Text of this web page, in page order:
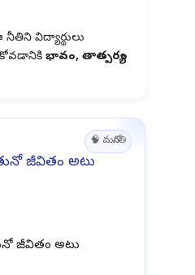
విద్యార్థులు
భావం, తాత్పర్యం
🧠 మనోగతి
జీవితం అటు
జీవితం అటు